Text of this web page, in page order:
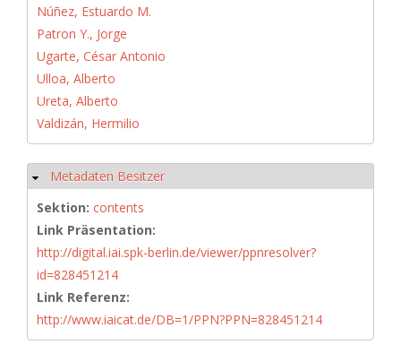
Núñez, Estuardo M.
Patron Y., Jorge
Ugarte, César Antonio
Ulloa, Alberto
Ureta, Alberto
Valdizán, Hermilio
Ausblenden
Metadaten Besitzer
Sektion: contents
Link Präsentation:
http://digital.iai.spk-berlin.de/viewer/ppnresolver?
id=828451214
Link Referenz:
http://www.iaicat.de/DB=1/PPN?PPN=828451214